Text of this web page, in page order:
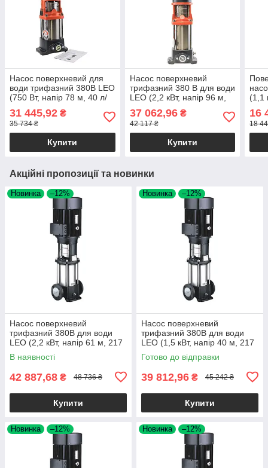
Насос поверхневий для
води трифазний 380В LEO
(750 Вт, напір 78 м, 40 л/
вертикальний для поливу,
водопостачання
31 445,92 ₴
35 734 ₴
Купити
Насос поверхневий
трифазний 380 В для води
LEO (2,2 кВт, напір 96 м,
для поливу,
водопостачання
37 062,96₴
42 117 ₴
Купити
(1,1
16
18
Акційні пропозиції та новинки
Новинка –12%
Насос поверхневий
трифазний 380В для води
LEO (2,2 кВт, напір 61 м, 217
л/хв) багатоступеневий
вертикальний для
В наявності
42 887,68 ₴ 48 736 ₴
Купити
Новинка –12%
Насос поверхневий
трифазний 380В для води
LEO (1,5 кВт, напір 40 м, 217
л/хв) вертикальний для
поливу, водопостачання
Готово до відправки
39 812,96 ₴ 45 242 ₴
Купити
Новинка –12% Новинка –12%